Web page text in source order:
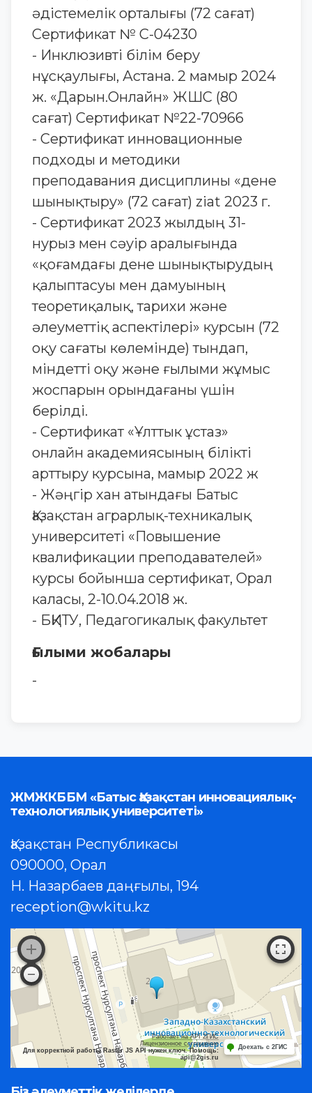
әдістемелік орталығы (72 сағат)
Сертификат № С-04230
- Инклюзивті білім беру
нұсқаулығы, Астана. 2 мамыр 2024
ж. «Дарын.Онлайн» ЖШС (80
сағат) Сертификат №22-70966
- Сертификат инновационные
подходы и методики
преподавания дисциплины «дене
шынықтыру» (72 сағат) ziat 2023 г.
- Сертификат 2023 жылдың 31-
нурыз мен сәуір аралығында
«қоғамдағы дене шынықтырудың
қалыптасуы мен дамуының
теоретиқалық, тарихи және
әлеуметтіқ аспектілері» курсын (72
оқу сағаты көлемінде) тындап,
міндетті оқу және ғылыми жұмыс
жоспарын орындағаны үшін
берілді.
- Сертификат «Ұлттык ұстаз»
онлайн академиясының білікті
арттыру курсына, мамыр 2022 ж
- Жәңгір хан атындағы Батыс
Қазақстан аграрлық-техникалық
университеті «Повышение
квалификации преподавателей»
курсы бойынша сертификат, Орал
каласы, 2-10.04.2018 ж.
- БҚИТУ, Педагогикалық факультет
Ғылыми жобалары
-
ЖМЖКББМ «Батыс Қазақстан инновациялық-
технологиялық университеті»
Қазақстан Республикасы
090000, Орал
Н. Назарбаев даңғылы, 194
reception@wkitu.kz
Работает на API 2ГИС
Лицензионное соглашение
Для корректной работы Raster JS API нужен ключ. Помощь:
api@2gis.ru
Доехать с 2ГИС